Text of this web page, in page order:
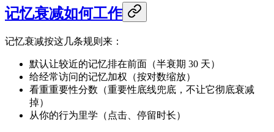
记忆衰减如何工作
记忆衰减按这几条规则来：
默认让较近的记忆排在前面（半衰期 30 天）
给经常访问的记忆加权（按对数缩放）
看重重要性分数（重要性底线兜底，不让它彻底衰减
掉）
从你的行为里学（点击、停留时长）